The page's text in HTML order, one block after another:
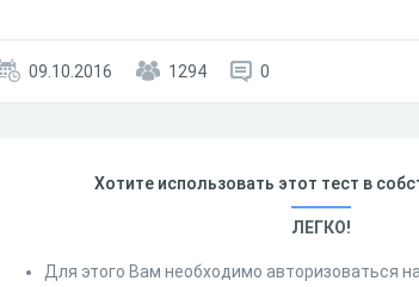
09.10.2016 1294 0
Хотите использовать этот тест в
ЛЕГКО!
Для этого Вам необходимо авторизоваться